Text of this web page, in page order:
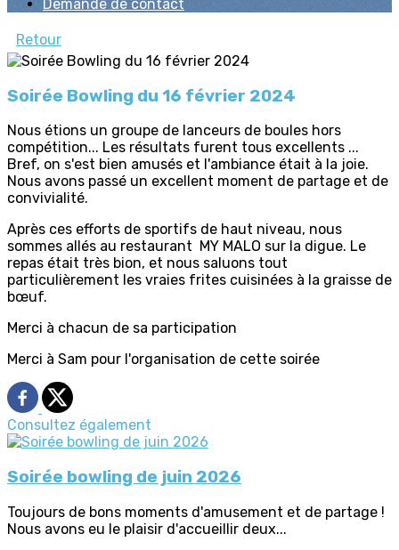
Demande de contact
Retour
Soirée Bowling du 16 février 2024
Nous étions un groupe de lanceurs de boules hors
compétition... Les résultats furent tous excellents ...
Bref, on s'est bien amusés et l'ambiance était à la joie.
Nous avons passé un excellent moment de partage et de
convivialité.
Après ces efforts de sportifs de haut niveau, nous
sommes allés au restaurant MY MALO sur la digue. Le
repas était très bion, et nous saluons tout
particulièrement les vraies frites cuisinées à la graisse de
bœuf.
Merci à chacun de sa participation
Merci à Sam pour l'organisation de cette soirée
Consultez également
Soirée bowling de juin 2026
Toujours de bons moments d'amusement et de partage !
Nous avons eu le plaisir d'accueillir deux...